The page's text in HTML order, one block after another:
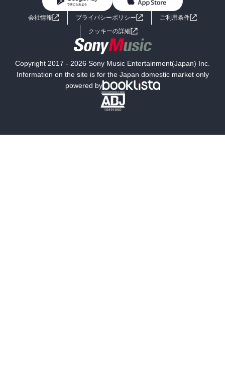
ライトノベル 男子向けラノベ
小説
海外小説
ミステリー SF
文学
よくあるご質問 お問い合わせ
会社情報 プライバシーポリシー
ご利用条件
クッキーの詳細
Copyright 2017 - 2026 Sony Music Entertainment(Japan) Inc.
Information on the site is for the Japan domestic market only
powered by